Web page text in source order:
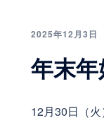
2025年12月3日
年末
12月30日（